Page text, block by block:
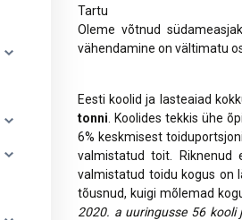
kalender
Tartu
Oleme võtnud
vähendamine on vältimatu
Eesti koolid ja lasteaiad
tonni . Koolides tekkis ühe
6% keskmisest
valmistatud toit. Riknenud
valmistatud toidu kogus on
tõusnud, kuigi mõlemad
2020. a uuringusse 56 kooli